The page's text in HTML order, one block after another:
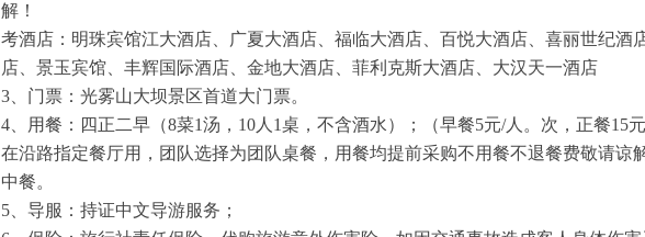
解！
考酒店：明珠宾馆江大酒店、广夏大酒店、福临大酒店、百悦大酒店、喜丽世纪酒
店、景玉宾馆、丰辉国际酒店、金地大酒店、菲利克斯大酒店、大汉天一酒店
3、门票：光雾山大坝景区首道大门票。
4、用餐：四正二早（8菜1汤，10人1桌，不含酒水）；（早餐5元/人。次，正餐15
在沿路指定餐厅用，团队选择为团队桌餐，用餐均提前采购不用餐不退餐费敬请谅
中餐。
5、导服：持证中文导游服务；